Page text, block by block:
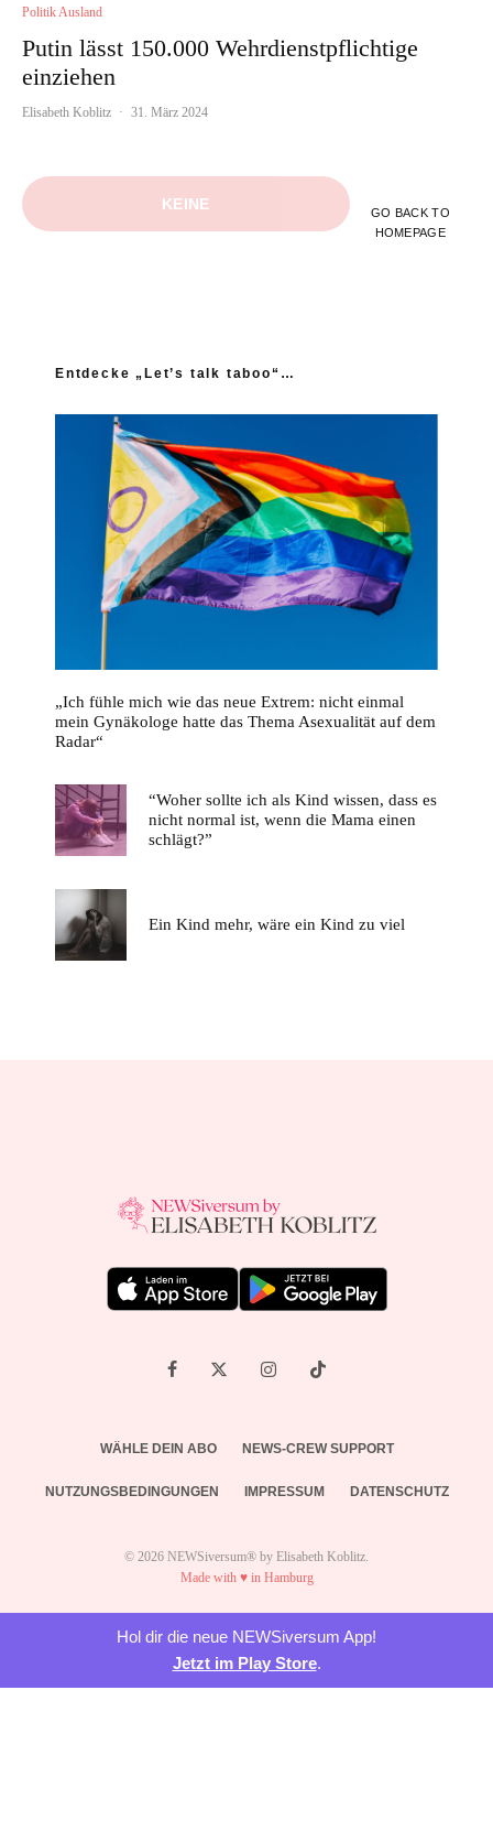
Politik Ausland
Putin lässt 150.000 Wehrdienstpflichtige
einziehen
Elisabeth Koblitz · 31. März 2024
KEINE
GO BACK TO
HOMEPAGE
Entdecke „Let’s talk taboo“…
„Ich fühle mich wie das neue Extrem: nicht einmal
mein Gynäkologe hatte das Thema Asexualität auf dem
Radar“
“Woher sollte ich als Kind wissen, dass es
nicht normal ist, wenn die Mama einen
schlägt?”
Ein Kind mehr, wäre ein Kind zu viel
WÄHLE DEIN ABO NEWS-CREW SUPPORT
NUTZUNGSBEDINGUNGEN IMPRESSUM DATENSCHUTZ
© 2026 NEWSiversum® by Elisabeth Koblitz.
Made with ♥ in Hamburg
Hol dir die neue NEWSiversum App!
Jetzt im Play Store.